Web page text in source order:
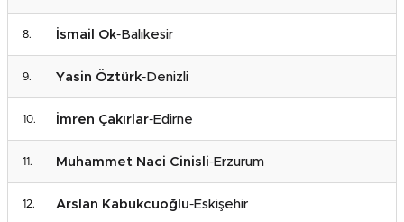
İsmail Ok-Balıkesir
Yasin Öztürk-Denizli
İmren Çakırlar-Edirne
Muhammet Naci Cinisli-Erzurum
Arslan Kabukcuoğlu-Eskişehir